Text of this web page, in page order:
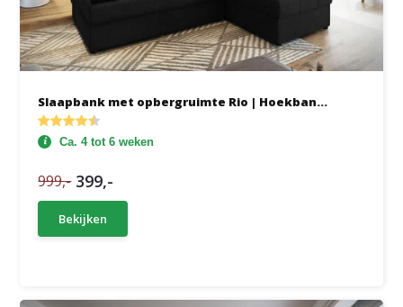
Slaapbank met opbergruimte Rio | Hoekban...
Ca. 4 tot 6 weken
999,- 399,-
Bekijken